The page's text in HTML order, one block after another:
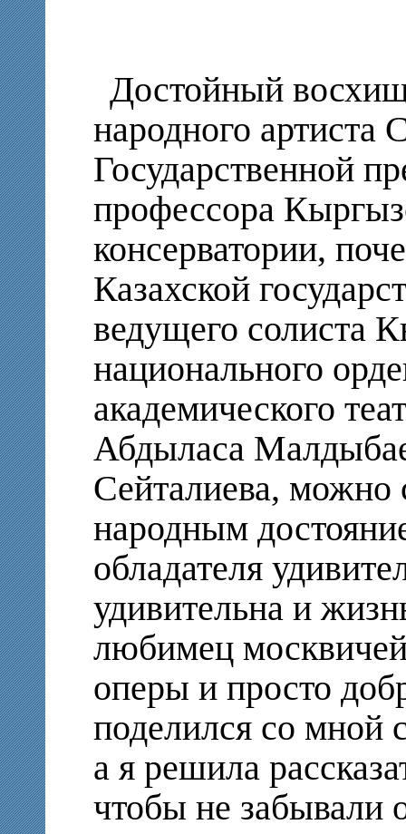
Достойный
народного артиста
Государственной
профессора
консерватории,
Казахской
ведущего солиста
национального
академического
Абдыласа
Сейталиева, можно
народным
обладателя
удивительна и
любимец
оперы и просто
поделился со мной
а я решила
чтобы не забывали